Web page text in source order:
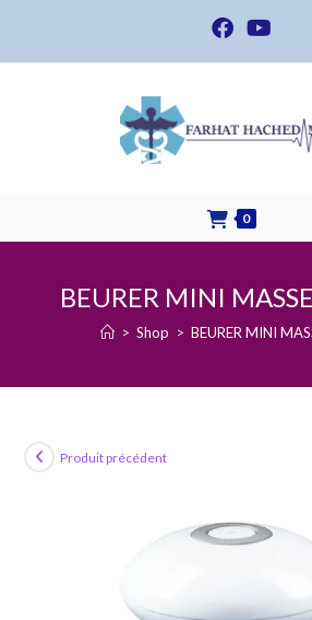
content
0
BEURER MINI
> Shop > BEURER MINI
Produit précédent